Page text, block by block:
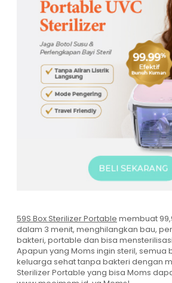
59S Box Sterilizer Portable membuat
dalam 3 menit, menghilangkan bau,
bakteri, portable dan bisa
Apapun yang Moms ingin steril, semua
keluarga sehat tanpa bakteri dengan
Sterilizer Portable yang bisa Moms